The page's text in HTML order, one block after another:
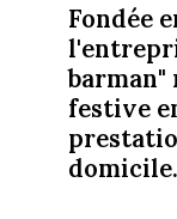
Fondée
festive
domicile.